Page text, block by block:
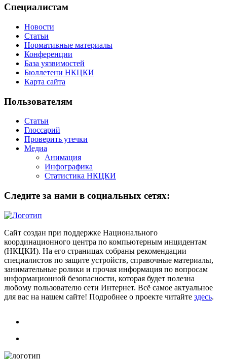
Специалистам
Новости
Статьи
Нормативные материалы
Конференции
База уязвимостей
Бюллетени НКЦКИ
Карта сайта
Пользователям
Статьи
Глоссарий
Проверить утечки
Медиа
Анимация
Инфографика
Статистика НКЦКИ
Следите за нами в социальных сетях:
Сайт создан при поддержке Национального
координационного центра по компьютерным инцидентам
(НКЦКИ). На его страницах собраны рекомендации
специалистов по защите устройств, справочные материалы,
занимательные ролики и прочая информация по вопросам
информационной безопасности, которая будет полезна
любому пользователю сети Интернет. Всё самое актуальное
для вас на нашем сайте! Подробнее о проекте читайте здесь.